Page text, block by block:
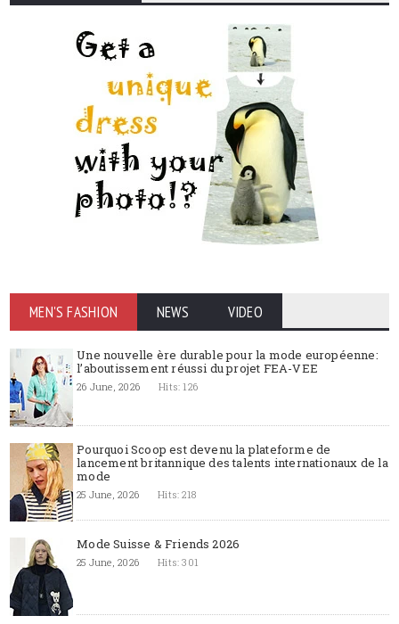
MEN'S FASHION NEWS VIDEO
Une nouvelle ère durable pour la mode européenne:
l’aboutissement réussi du projet FEA-VEE
26 June, 2026 Hits: 126
Pourquoi Scoop est devenu la plateforme de
lancement britannique des talents internationaux de la
mode
25 June, 2026 Hits: 218
Mode Suisse & Friends 2026
25 June, 2026 Hits: 301